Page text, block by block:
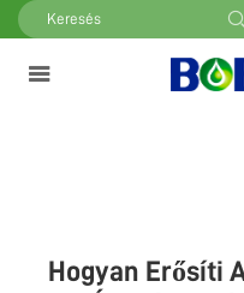
Hogyan Erősíti